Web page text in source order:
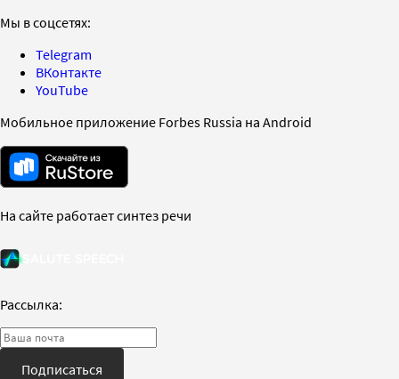
Мы в соцсетях:
Telegram
ВКонтакте
YouTube
Мобильное приложение Forbes Russia на Android
На сайте работает синтез речи
Рассылка:
Подписаться